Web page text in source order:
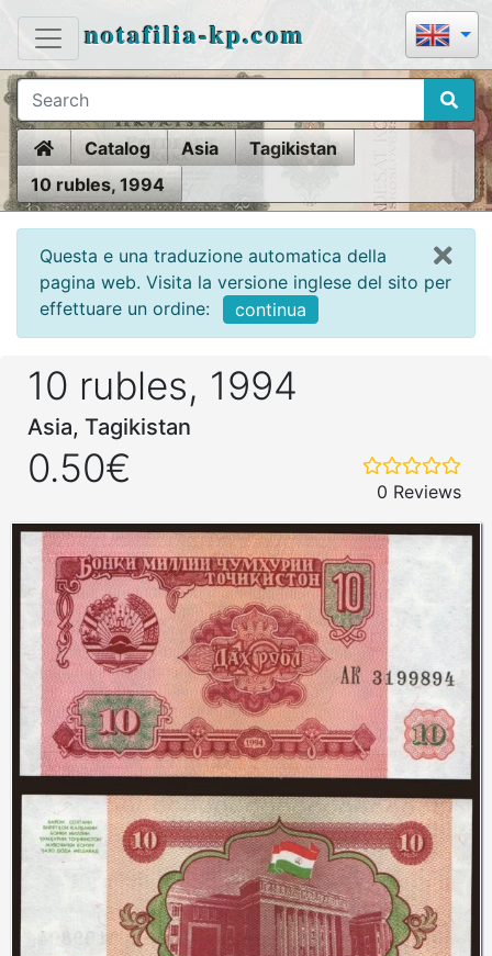
notafilia-kp.com
HomeCatalog Asia
Tagikistan
10 rubles, 1994
Questa e una traduzione automatica della
pagina web. Visita la versione inglese del sito per
effettuare un ordine:
continua
10 rubles, 1994
Asia, Tagikistan
0.50€
0 Reviews